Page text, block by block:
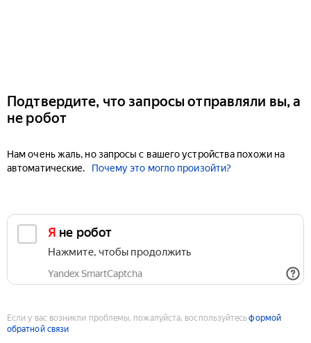
Подтвердите, что запросы отправляли вы, а
не робот
Нам очень жаль, но запросы с вашего устройства похожи на
автоматические.
Почему это могло произойти?
Я не робот
Нажмите, чтобы продолжить
Yandex SmartCaptcha
Если у вас возникли проблемы, пожалуйста, воспользуйтесьформой
обратной связи